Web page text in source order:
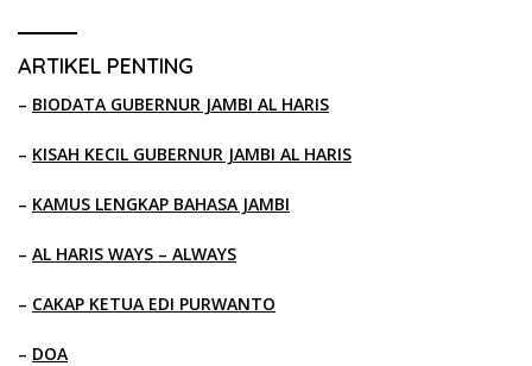
ARTIKEL PENTING
– BIODATA GUBERNUR JAMBI AL HARIS
– KISAH KECIL GUBERNUR JAMBI AL HARIS
– KAMUS LENGKAP BAHASA JAMBI
– AL HARIS WAYS – ALWAYS
– CAKAP KETUA EDI PURWANTO
– DOA